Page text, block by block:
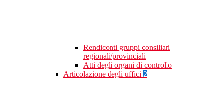
Rendiconti gruppi consiliari
regionali/provinciali
Atti degli organi di controllo
Articolazione degli uffici 2